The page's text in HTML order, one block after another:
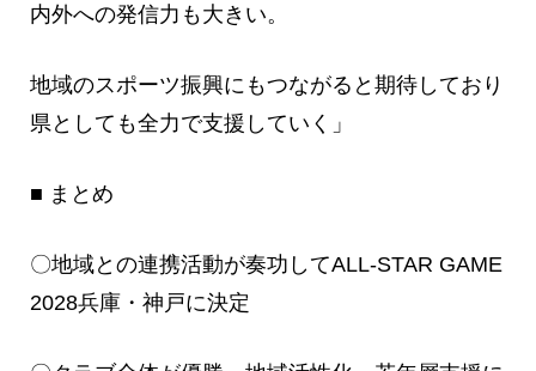
内外への発信力も大きい。
地域のスポーツ振興にもつながると期待しており
県としても全力で支援していく」
■ まとめ
〇地域との連携活動が奏功してALL‑STAR GAME
2028兵庫・神戸に決定